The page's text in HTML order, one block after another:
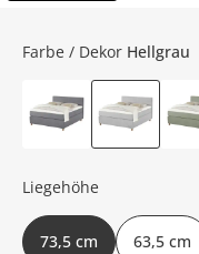
Farbe / Dekor Hellgrau
Liegehöhe
73,5 cm 63,5 cm